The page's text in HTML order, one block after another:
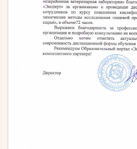
Повышение квалификации:
Благоустройство и
Теория ландшафтной
методология
Каждая программа
занятия и практические
разработаны в